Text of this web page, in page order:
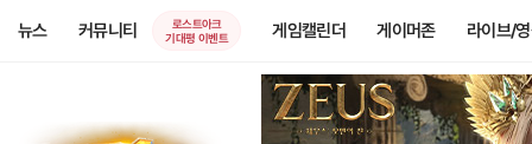
뉴스 커뮤니티
로스트아크
기대평 이벤트
게임캘린더 게이머존 라이브/